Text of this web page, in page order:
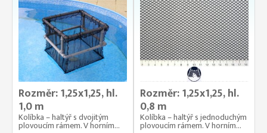
Rozměr: 1,25x1,25, hl.
1,0 m
Kolíbka – haltýř s dvojitým
plovoucím rámem. V horním...
Rozměr: 1,25x1,25, hl.
0,8 m
Kolíbka – haltýř s jednoduchým
plovoucím rámem. V horním...